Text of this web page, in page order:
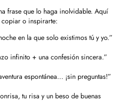
frase que lo haga inolvidable. Aquí
copiar o inspirarte:
en la que solo existimos tú y yo.”
infinito + una confesión sincera.”
espontánea… ¡sin preguntas!”
tu risa y un beso de buenas